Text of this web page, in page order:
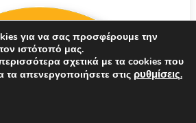
για να σας προσφέρουμε την
ιστότοπό μας.
σχετικά με τα cookies που
απενεργοποιήσετε στις ρυθμίσεις.